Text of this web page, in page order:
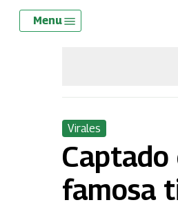
Skip
Menu
Virales
famosa
Menu